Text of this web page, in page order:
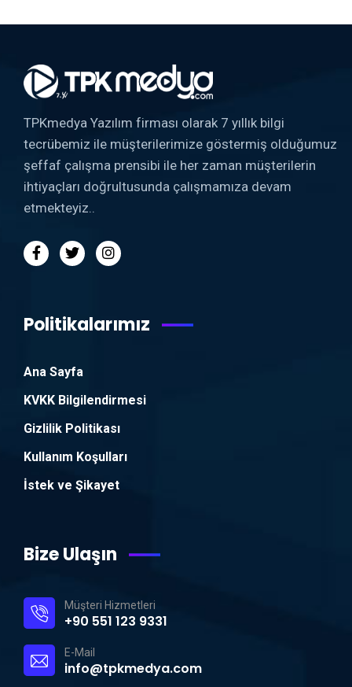
TPKmedya Yazılım firması olarak 7 yıllık bilgi
tecrübemiz ile müşterilerimize göstermiş olduğumuz
şeffaf çalışma prensibi ile her zaman müşterilerin
ihtiyaçları doğrultusunda çalışmamıza devam
etmekteyiz..
Politikalarımız
Ana Sayfa
KVKK Bilgilendirmesi
Gizlilik Politikası
Kullanım Koşulları
İstek ve Şikayet
Bize Ulaşın
Müşteri Hizmetleri
+90 551 123 9331
E-Mail
info@tpkmedya.com